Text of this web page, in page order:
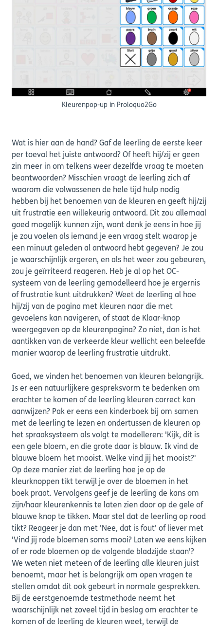
Kleurenpop-up in Proloquo2Go
Wat is hier aan de hand? Gaf de leerling de eerste keer
per toeval het juiste antwoord? Of heeft hij/zij er geen
zin meer in om telkens weer dezelfde vraag te moeten
beantwoorden? Misschien vraagt de leerling zich af
waarom die volwassenen de hele tijd hulp nodig
hebben bij het benoemen van de kleuren en geeft hij/zij
uit frustratie een willekeurig antwoord. Dit zou allemaal
goed mogelijk kunnen zijn, want denk je eens in hoe jij
je zou voelen als iemand je een vraag stelt waarop je
een minuut geleden al antwoord hebt gegeven? Je zou
je waarschijnlijk ergeren, en als het weer zou gebeuren,
zou je geïrriteerd reageren. Heb je al op het OC-
systeem van de leerling gemodelleerd hoe je ergernis
of frustratie kunt uitdrukken? Weet de leerling al hoe
hij/zij van de pagina met kleuren naar die met
gevoelens kan navigeren, of staat de Klaar-knop
weergegeven op de kleurenpagina? Zo niet, dan is het
aantikken van de verkeerde kleur wellicht een beleefde
manier waarop de leerling frustratie uitdrukt.
Goed, we vinden het benoemen van kleuren belangrijk.
Is er een natuurlijkere gespreksvorm te bedenken om
erachter te komen of de leerling kleuren correct kan
aanwijzen? Pak er eens een kinderboek bij om samen
met de leerling te lezen en ondertussen de kleuren op
het spraaksysteem als volgt te modelleren: 'Kijk, dit is
een gele bloem, en die grote daar is blauw. Ik vind de
blauwe bloem het mooist. Welke vind jij het mooist?'
Op deze manier ziet de leerling hoe je op de
kleurknoppen tikt terwijl je over de bloemen in het
boek praat. Vervolgens geef je de leerling de kans om
zijn/haar kleurenkennis te laten zien door op de gele of
blauwe knop te tikken. Maar stel dat de leerling op rood
tikt? Reageer je dan met 'Nee, dat is fout' of liever met
'Vind jij rode bloemen soms mooi? Laten we eens kijken
of er rode bloemen op de volgende bladzijde staan'?
We weten niet meteen of de leerling alle kleuren juist
benoemt, maar het is belangrijk om open vragen te
stellen omdat dit ook gebeurt in normale gesprekken.
Bij de eerstgenoemde testmethode neemt het
waarschijnlijk net zoveel tijd in beslag om erachter te
komen of de leerling de kleuren weet, terwijl de